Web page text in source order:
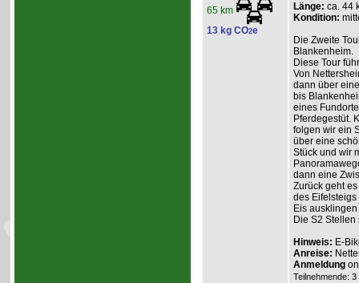
65 km
13 kg CO2e
Länge: ca. 44
Kondition:
Die Zweite
Blankenheim.
Diese Tour
Von
dann über
bis
eines
Pferdegestüt.
folgen wir ein
über eine
Stück und wir
dann eine
Zurück geht
des
Eis
Die S2
Hinweis: E-
Anreise:
Anmeldung
Teilnehmende: